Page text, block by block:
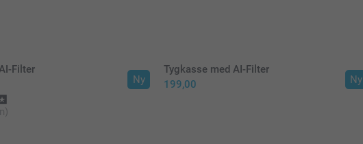
Ny
Filter
Ny
Tygkasse med AI-Filter
199,00